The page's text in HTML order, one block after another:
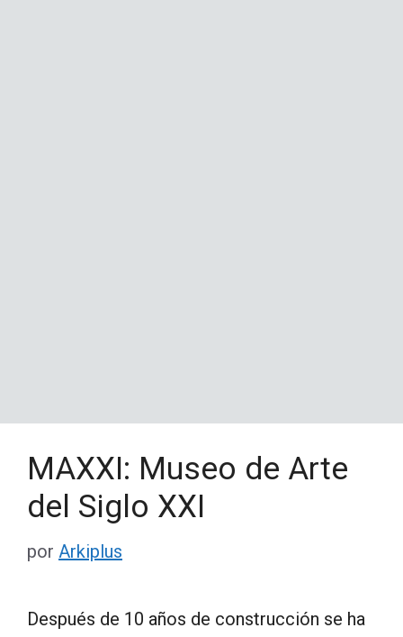
MAXXI: Museo de Arte
del Siglo XXI
por Arkiplus
Después de 10 años de construcción se ha